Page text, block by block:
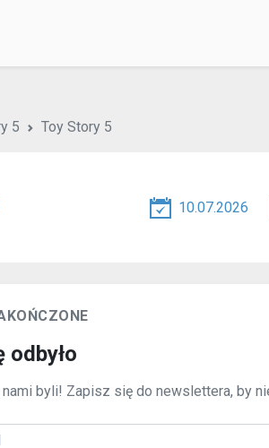
5 Toy Story 5
10.07.2026
odbyło
byli! Zapisz się do newslettera, by